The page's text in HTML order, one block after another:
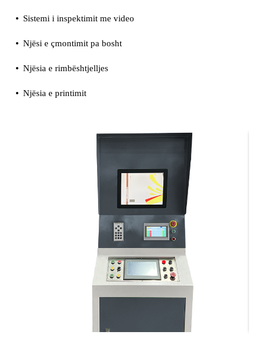
Sistemi i inspektimit me video
Njësi e çmontimit pa bosht
Njësia e rimbështjelljes
Njësia e printimit